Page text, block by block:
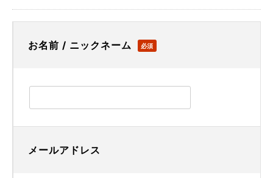
お名前 / ニックネーム 必須
メールアドレス